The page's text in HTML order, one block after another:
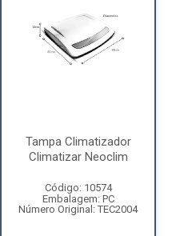
Tampa Climatizador
Climatizar Neoclim
Código: 10574
Embalagem: PC
Número Original: TEC2004